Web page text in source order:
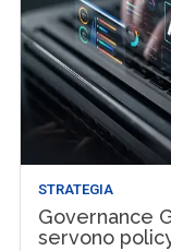
STRATEGIA
Governance
servono